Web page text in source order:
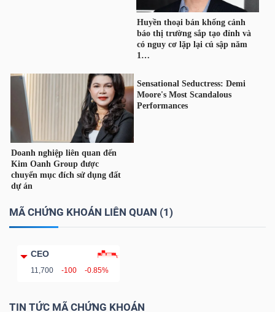
MÃ CHỨNG KHOÁN LIÊN QUAN (1)
CEO
11,700 -100 -0.85%
TIN TỨC MÃ CHỨNG KHOÁN
DỊCH
VỤ
TRUYỀN
THÔNG
ÍCH